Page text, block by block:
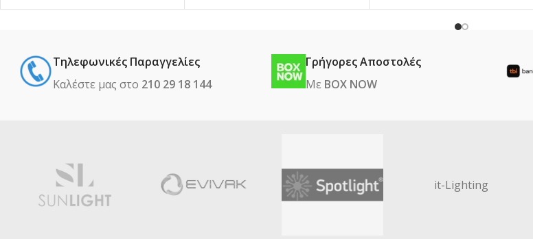
Τηλεφωνικές Παραγγελίες
Καλέστε μας στο 210 29 18 144
Γρήγορες Αποστολές
Με BOX NOW
it-Lighting